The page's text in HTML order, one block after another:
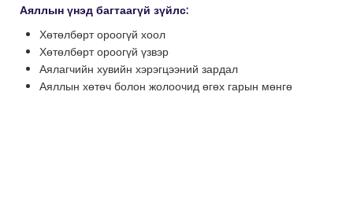
Аяллын үнэд багтаагүй зүйлс:
Хөтөлбөрт ороогүй хоол
Хөтөлбөрт ороогүй үзвэр
Аялагчийн хувийн хэрэгцээний зардал
Аяллын хөтөч болон жолоочид өгөх гарын мөнгө